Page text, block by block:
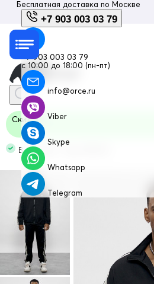
Бесплатная доставка по Москве
+7 903 003 03 79
+7 903 003 03 79
с 10:00 до 18:00 (пн-пт)
info@orce.ru
Viber
Skype
Whatsapp
Telegram
Скидка
В наличии Код: 15012Ch